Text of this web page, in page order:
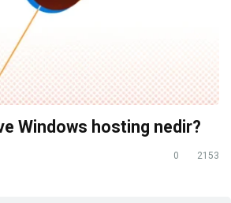
Windows hosting nedir?
0 2153